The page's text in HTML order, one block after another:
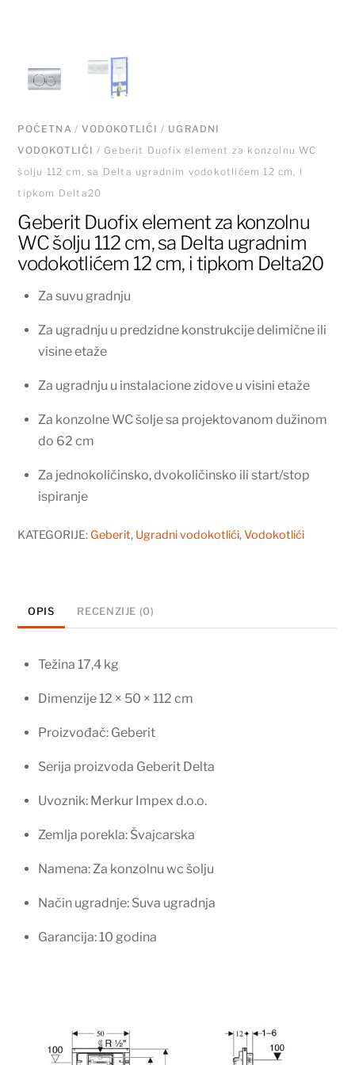
POČETNA/VODOKOTLIĆI / UGRADNI
VODOKOTLIĆI / Geberit Duofix element za konzolnu WC
šolju 112 cm, sa Delta ugradnim vodokotlićem 12 cm, i
tipkom Delta20
Geberit Duofix element za konzolnu
WC šolju 112 cm, sa Delta ugradnim
vodokotlićem 12 cm, i tipkom Delta20
Za suvu gradnju
Za ugradnju u predzidne konstrukcije delimične ili
visine etaže
Za ugradnju u instalacione zidove u visini etaže
Za konzolne WC šolje sa projektovanom dužinom
do 62 cm
Za jednokoličinsko, dvokoličinsko ili start/stop
ispiranje
KATEGORIJE: Geberit, Ugradni vodokotlići,Vodokotlići
OPIS RECENZIJE (0)
Težina 17,4 kg
Dimenzije 12 × 50 × 112 cm
Proizvođač: Geberit
Serija proizvoda Geberit Delta
Uvoznik: Merkur Impex d.o.o.
Zemlja porekla: Švajcarska
Namena: Za konzolnu wc šolju
Način ugradnje: Suva ugradnja
Garancija: 10 godina